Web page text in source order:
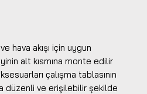
hava akışı için uygun
alt kısmına monte edilir
çalışma tablasının
düzenli ve erişilebilir şekilde